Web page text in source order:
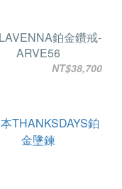
鉑金鑽戒-
ARVE56
NT$38,700